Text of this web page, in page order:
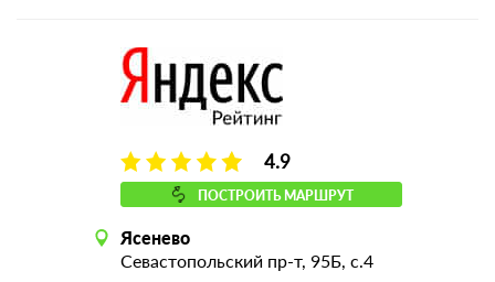
4.9
ПОСТРОИТЬ МАРШРУТ
Ясенево
Севастопольский пр-т, 95Б, с.4